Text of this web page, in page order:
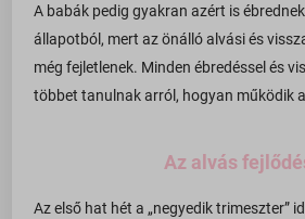
A babák pedig gyakran azért is
állapotból, mert az önálló alvási és
még fejletlenek. Minden ébredéssel és
többet tanulnak arról, hogyan működik
Az alvás
Az első hat hét a „negyedik trimeszter”